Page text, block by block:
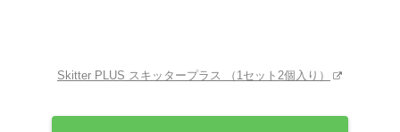
Skitter PLUS スキッタープラス （1セット2個入り）